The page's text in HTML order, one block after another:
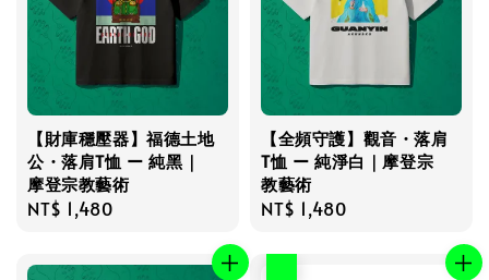
【財庫穩壓器】福德土地
公・落肩T恤 ー 純黑｜
摩登宗教藝術
Regular
NT$ 1,480
【全頻守護】觀音・落肩
T恤 ー 純淨白｜摩登宗
教藝術
Regular
NT$ 1,480